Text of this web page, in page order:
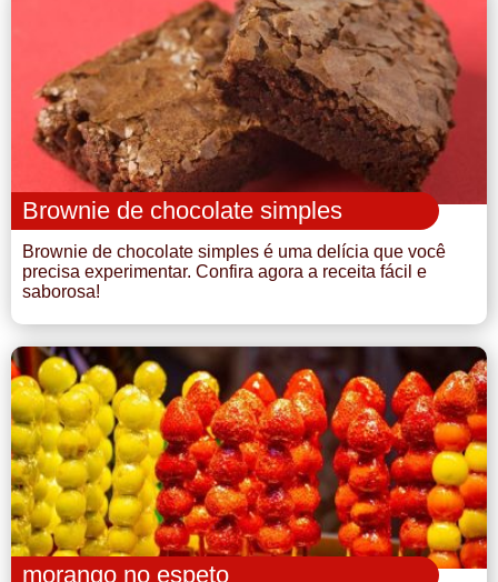
Brownie de chocolate simples
Brownie de chocolate simples é uma delícia que você
precisa experimentar. Confira agora a receita fácil e
saborosa!
morango no espeto